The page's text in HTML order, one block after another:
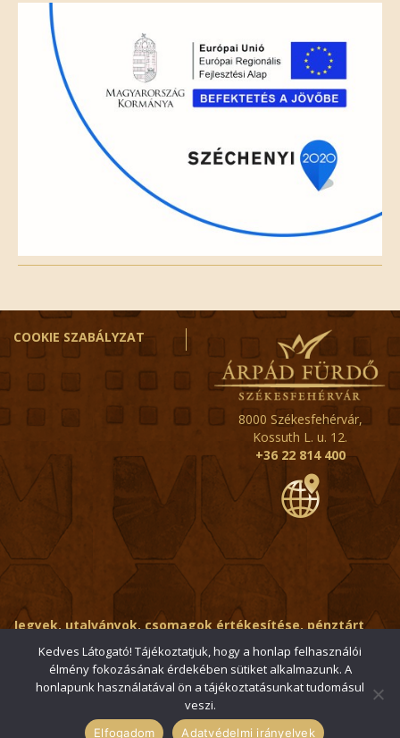
empty.
COOKIE SZABÁLYZAT
8000 Székesfehérvár,
Kossuth L. u. 12.
+36 22 814 400
Jegyek, utalványok, csomagok értékesítése, pénztárt
érintő kérdések:
ertekesito@fehervar-arpadfurdo.hu
Általános érdeklődés: info@fehervar-arpadfurdo.hu
© 2006-2026 Székesfehérvári Árpád Fürdő / Minden jog
Kedves Látogató! Tájékoztatjuk, hogy a honlap felhasználói
élmény fokozásának érdekében sütiket alkalmazunk. A
honlapunk használatával ön a tájékoztatásunkat tudomásul
veszi.
Elfogadom Adatvédelmi irányelvek